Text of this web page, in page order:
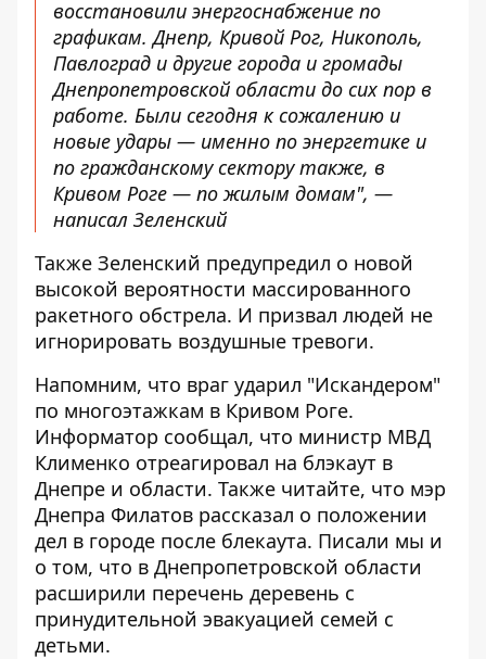
восстановили энергоснабжение по
графикам. Днепр, Кривой Рог, Никополь,
Павлоград и другие города и громады
Днепропетровской области до сих пор в
работе. Были сегодня к сожалению и
новые удары — именно по энергетике и
по гражданскому сектору также, в
Кривом Роге — по жилым домам", —
написал Зеленский
Также Зеленский предупредил о новой
высокой вероятности массированного
ракетного обстрела. И призвал людей не
игнорировать воздушные тревоги.
Напомним, что враг ударил "Искандером"
по многоэтажкам в Кривом Роге.
Информатор сообщал, что министр МВД
Клименко отреагировал на блэкаут в
Днепре и области. Также читайте, что мэр
Днепра Филатов рассказал о положении
дел в городе после блекаута. Писали мы и
о том, что в Днепропетровской области
расширили перечень деревень с
принудительной эвакуацией семей с
детьми.